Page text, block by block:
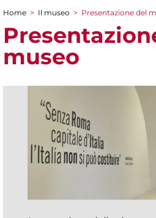
Tu sei qui
Home > Il museo > Presentazione del
museo